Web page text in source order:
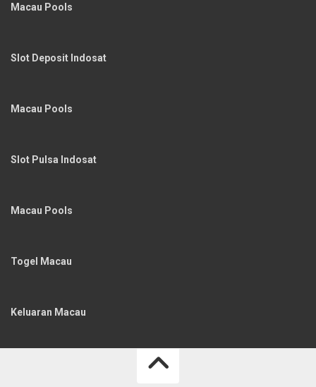
Macau Pools
Slot Deposit Indosat
Macau Pools
Slot Pulsa Indosat
Macau Pools
Togel Macau
Keluaran Macau